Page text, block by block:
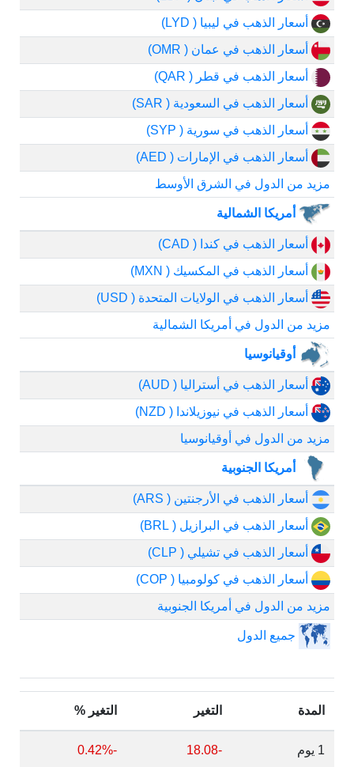
أسعار الذهب في ليبيا ( LYD)
أسعار الذهب في عمان ( OMR)
أسعار الذهب في قطر ( QAR)
أسعار الذهب في السعودية ( SAR)
أسعار الذهب في سورية ( SYP)
أسعار الذهب في الإمارات ( AED)
مزيد من الدول في الشرق الأوسط
أمريكا الشمالية
أسعار الذهب في كندا ( CAD)
أسعار الذهب في المكسيك ( MXN)
أسعار الذهب في الولايات المتحدة ( USD)
مزيد من الدول في أمريكا الشمالية
أوقيانوسيا
أسعار الذهب في أستراليا ( AUD)
أسعار الذهب في نيوزيلاندا ( NZD)
مزيد من الدول في أوقيانوسيا
أمريكا الجنوبية
أسعار الذهب في الأرجنتين ( ARS)
أسعار الذهب في البرازيل ( BRL)
أسعار الذهب في تشيلي ( CLP)
أسعار الذهب في كولومبيا ( COP)
مزيد من الدول في أمريكا الجنوبية
جميع الدول
المدة التغير التغير %
1 يوم -18.08
-0.42%